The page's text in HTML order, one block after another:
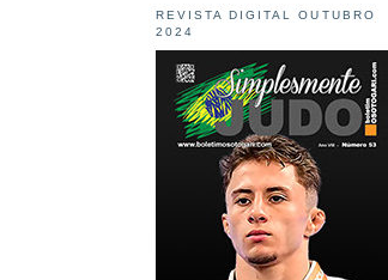
REVISTA DIGITAL OUTUBRO
2024